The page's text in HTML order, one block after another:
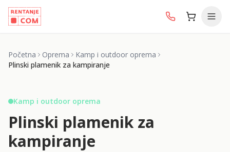
Početna Oprema
Kamp i outdoor oprema
Plinski plamenik za kampiranje
Kamp i outdoor oprema
Plinski plamenik za
kampiranje